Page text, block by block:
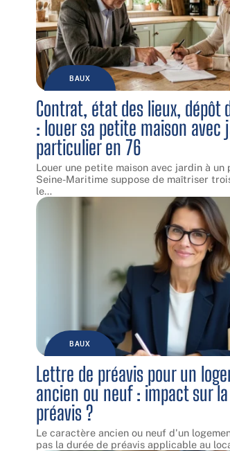
BAUX
Contrat, état des lieux, dépôt
: louer sa petite maison avec
particulier en 76
Louer une petite maison avec jardin à
Seine-Maritime suppose de maîtriser
le…
BAUX
Lettre de préavis pour un
ancien ou neuf : impact sur
préavis ?
Le caractère ancien ou neuf d'un
pas la durée de préavis applicable au